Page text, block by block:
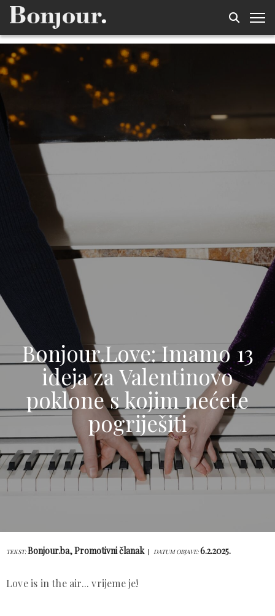
Bonjour.Love: Imamo 13
ideja za Valentinovo
poklone s kojim nećete
pogriješiti
TEKST:Bonjour.ba, Promotivni članak DATUM OBJAVE:6.2.2025.
Love is in the air... vrijeme je!